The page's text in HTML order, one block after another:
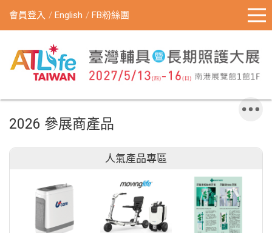
會員登入 English FB粉絲團
2026 參展商產品
人氣產品專區